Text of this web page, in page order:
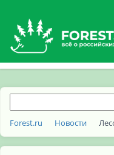
Forest.ru Новости